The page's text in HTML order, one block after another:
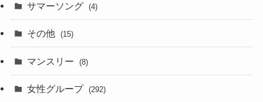
サマーソング (4)
その他 (15)
マンスリー (8)
女性グループ (292)